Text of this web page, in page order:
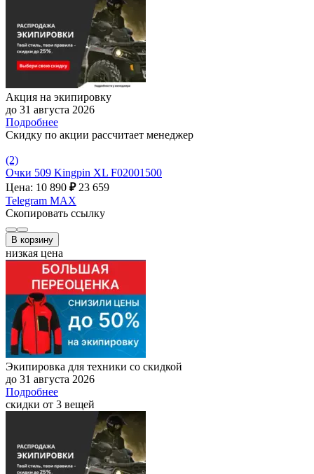
Акция на экипировку
до 31 августа 2026
Подробнее
Скидку по акции рассчитает менеджер
(2)
Очки 509 Kingpin XL F02001500
Цена: 10 890 ₽ 23 659
Telegram MAX
Скопировать ссылку
В корзину
низкая цена
Экипировка для техники со скидкой
до 31 августа 2026
Подробнее
скидки от 3 вещей